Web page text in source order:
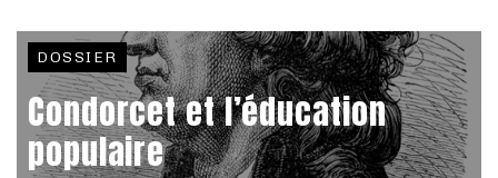
DOSSIER
Condorcet et l’éducation
populaire